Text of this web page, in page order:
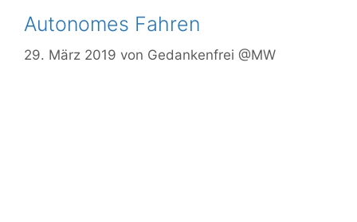
Autonomes Fahren
29. März 2019 von Gedankenfrei @MW